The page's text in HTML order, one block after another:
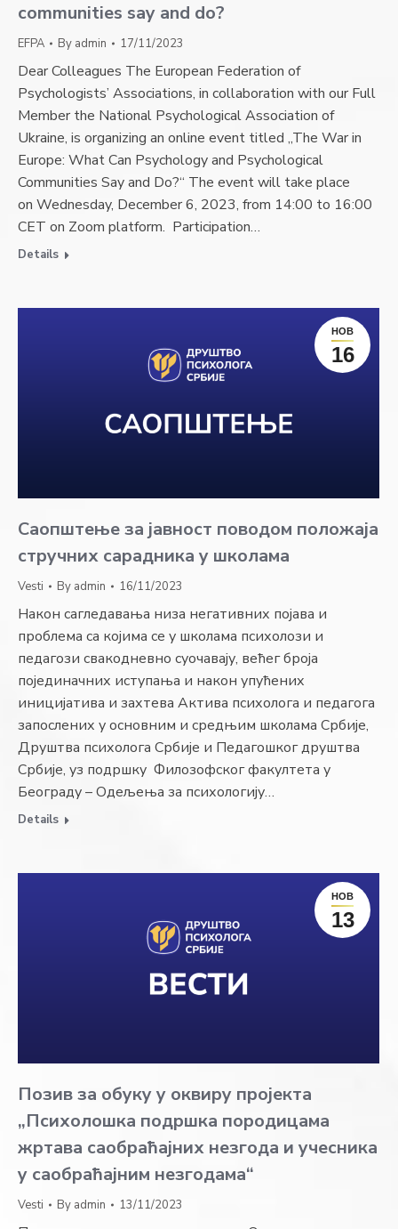
communities say and do?
EFPA By admin 17/11/2023
Dear Colleagues The European Federation of
Psychologists’ Associations, in collaboration with our Full
Member the National Psychological Association of
Ukraine, is organizing an online event titled „The War in
Europe: What Can Psychology and Psychological
Communities Say and Do?“ The event will take place
on Wednesday, December 6, 2023, from 14:00 to 16:00
CET on Zoom platform. Participation…
Details
НОВ
16
Саопштење за јавност поводом положаја
стручних сарадника у школама
Vesti By admin 16/11/2023
Након сагледавања низа негативних појава и
проблема са којима се у школама психолози и
педагози свакодневно суочавају, већег броја
појединачних иступања и након упућених
иницијатива и захтева Активa психолога и педагога
запослених у основним и средњим школама Србије,
Друштва психолога Србије и Педагошког друштва
Србије, уз подршку Филозофског факултета у
Београду – Одељења за психологију…
Details
НОВ
13
Позив за обуку у оквиру пројекта
„Психолошка подршка породицама
жртава саобраћајних незгода и учесника
у саобраћајним незгодама“
Vesti By admin 13/11/2023